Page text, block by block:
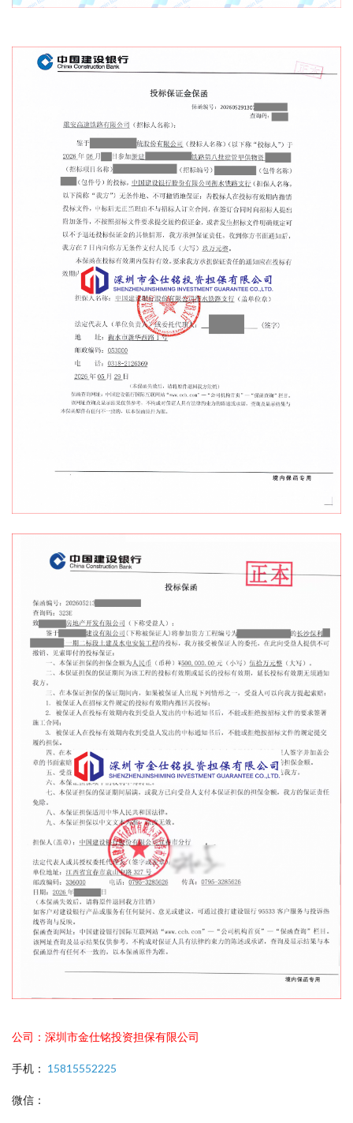
公司：深圳市金仕铭投资担保有限公司
手机： 15815552225
微信：